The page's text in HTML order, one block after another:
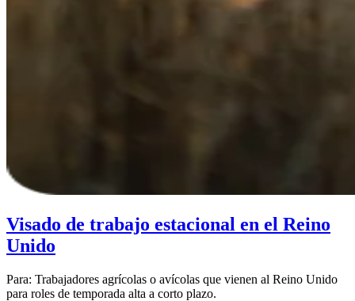
Visado de trabajo estacional en el Reino
Unido
Para: Trabajadores agrícolas o avícolas que vienen al Reino Unido
para roles de temporada alta a corto plazo.